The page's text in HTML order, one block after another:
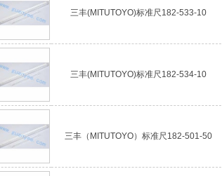
三丰(MITUTOYO)标准尺182-533-10
三丰(MITUTOYO)标准尺182-534-10
三丰（MITUTOYO）标准尺182-501-50